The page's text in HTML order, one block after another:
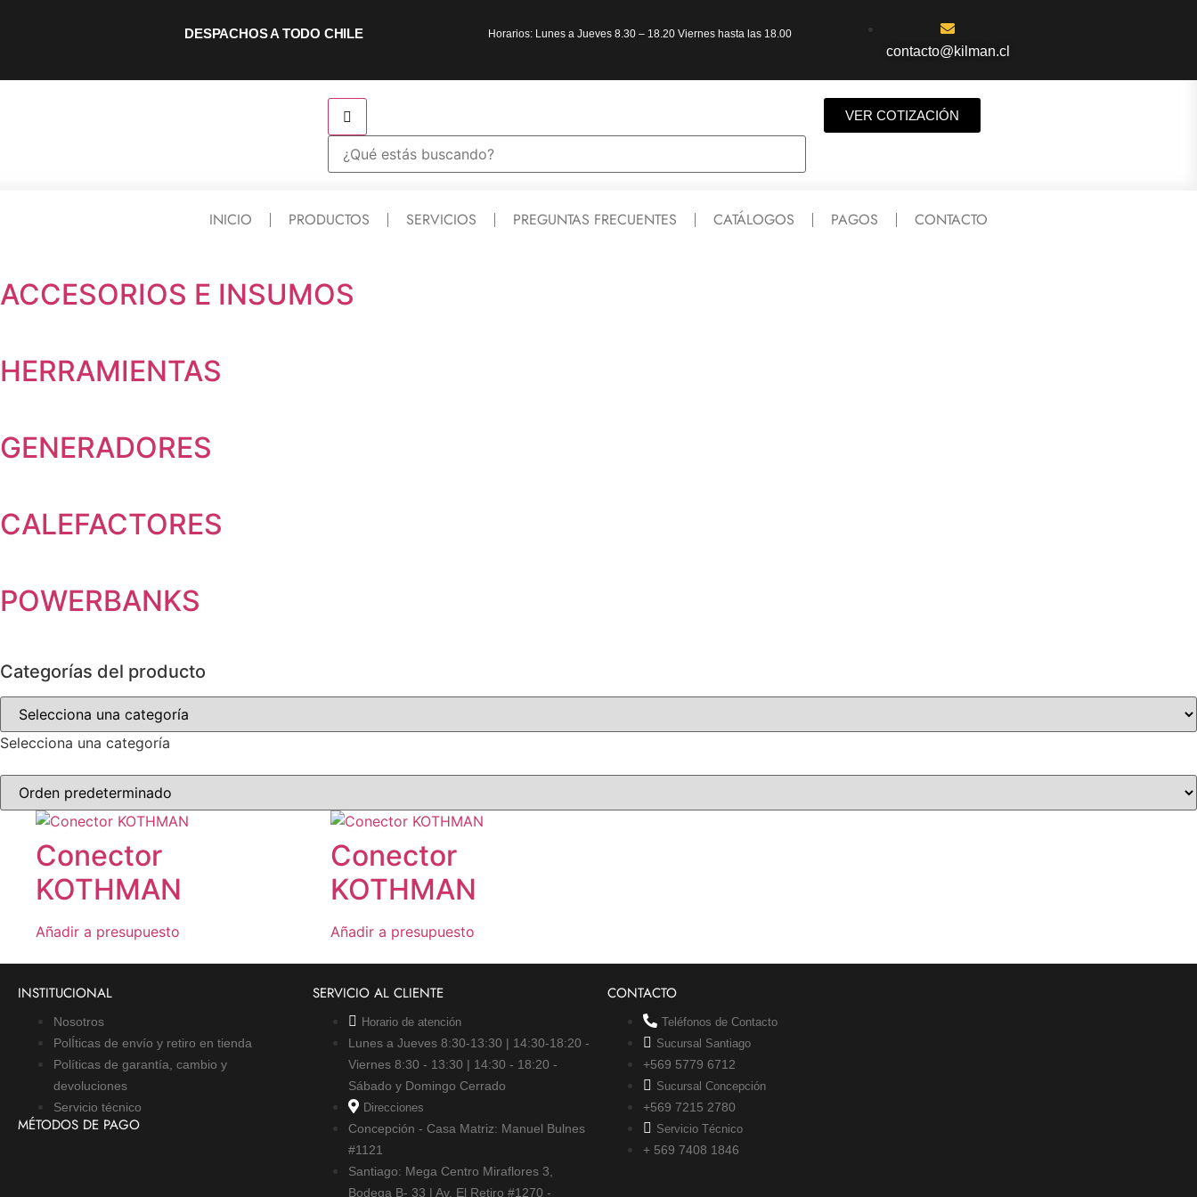
DESPACHOS A TODO CHILE Horarios: Lunes a Jueves 8.30 – 18.20 Viernes hasta las 18.00
contacto@kilman.cl
VER COTIZACIÓN
INICIO PRODUCTOS SERVICIOS PREGUNTAS FRECUENTES CATÁLOGOS PAGOS CONTACTO
ACCESORIOS E INSUMOS
HERRAMIENTAS
GENERADORES
CALEFACTORES
POWERBANKS
Categorías del producto
Selecciona una categoría
Conector
KOTHMAN
Añadir a presupuesto
Conector
KOTHMAN
Añadir a presupuesto
INSTITUCIONAL
Nosotros
PolÍticas de envío y retiro en tienda
Políticas de garantía, cambio y
devoluciones
Servicio técnico
MÉTODOS DE PAGO
SERVICIO AL CLIENTE
Horario de atención
Lunes a Jueves 8:30-13:30 | 14:30-18:20 -
Viernes 8:30 - 13:30 | 14:30 - 18:20 -
Sábado y Domingo Cerrado
Direcciones
Concepción - Casa Matriz: Manuel Bulnes
#1121
Santiago: Mega Centro Miraflores 3,
Bodega B- 33 | Av. El Retiro #1270 -
CONTACTO
Teléfonos de Contacto
Sucursal Santiago
+569 5779 6712
Sucursal Concepción
+569 7215 2780
Servicio Técnico
+ 569 7408 1846